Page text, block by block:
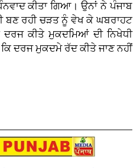
ਕੀਤਾ ਗਿਆ। ਉਨਾਂ ਨੇ ਪੰਜਾਬ
ਬਣ ਰਹੀ ਚੜਤ ਨੂੰ ਵੇਖ ਕੇ ਘਬਰਾਹਟ
ਕੀਤੇ ਮੁਕਦਮਿਆਂ ਦੀ ਨਿਖੇਧੀ
ਦਰਜ ਮੁਕਦਮੇ ਰੱਦ ਕੀਤੇ ਜਾਣ ਨਹੀਂ